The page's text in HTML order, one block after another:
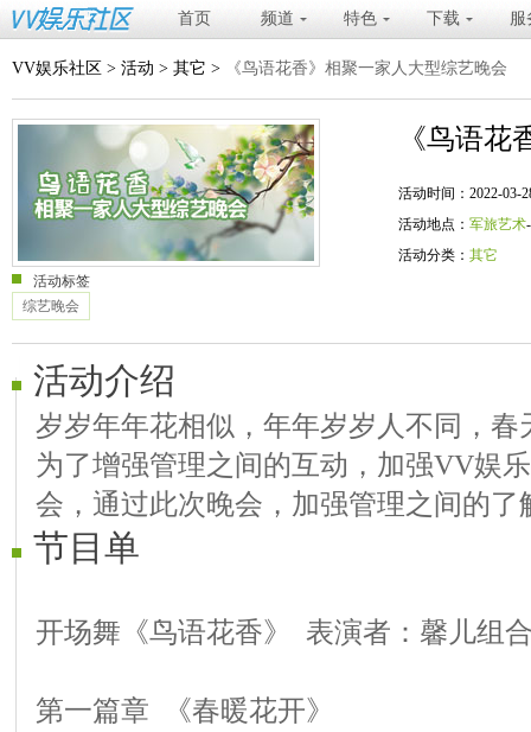
首页 频道 特色 下载 服
VV娱乐社区 > 活动 > 其它 > 《鸟语花香》相聚一家人大型综艺晚会
《鸟语
活动时间：2022-03-
活动地点： 军旅艺术
活动分类： 其它
活动标签
综艺晚会
活动介绍
岁岁年年花相似，年年岁岁人不同，
为了增强管理之间的互动，加强VV娱
会，通过此次晚会，加强管理之间的
节目单
开场舞《鸟语花香》 表演者：馨儿组
第一篇章 《春暖花开》